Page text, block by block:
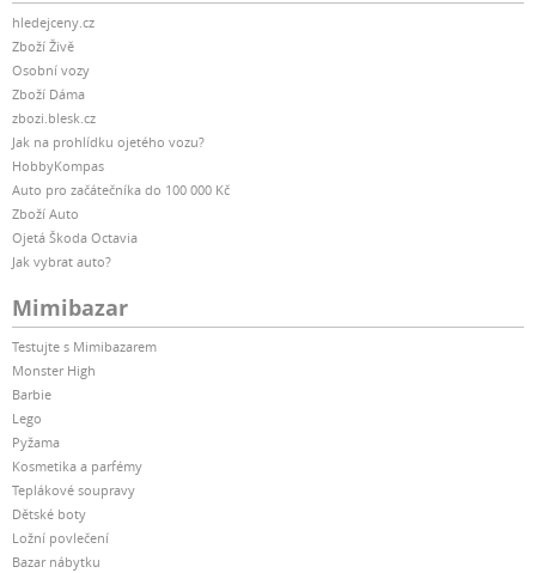
hledejceny.cz
Zboží Živě
Osobní vozy
Zboží Dáma
zbozi.blesk.cz
Jak na prohlídku ojetého vozu?
HobbyKompas
Auto pro začátečníka do 100 000 Kč
Zboží Auto
Ojetá Škoda Octavia
Jak vybrat auto?
Mimibazar
Testujte s Mimibazarem
Monster High
Barbie
Lego
Pyžama
Kosmetika a parfémy
Teplákové soupravy
Dětské boty
Ložní povlečení
Bazar nábytku